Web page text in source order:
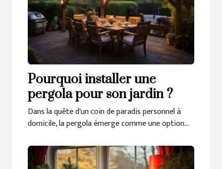
Pourquoi installer une
pergola pour son jardin ?
Dans la quête d'un coin de paradis personnel à
domicile, la pergola émerge comme une option...